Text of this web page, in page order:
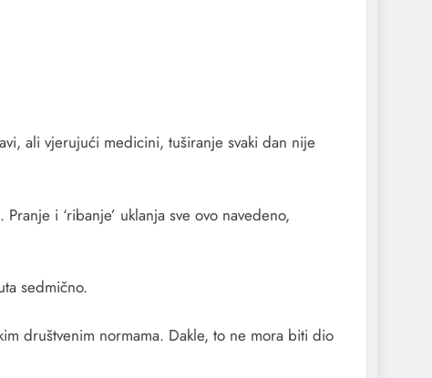
ali vjerujući medicini, tuširanje svaki dan nije
i ‘ribanje’ uklanja sve ovo navedeno,
sedmično.
društvenim normama. Dakle, to ne mora biti dio